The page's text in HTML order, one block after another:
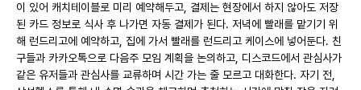
이 있어 캐치테이블로 미리 예약해두고, 결제는 현장에서 하지 않아도 저장
된 카드 정보로 식사 후 나가면 자동 결제가 된다. 저녁에 빨래를 맡기기 위
해 런드리고에 예약하고, 집에 가서 빨래를 런드리고 케이스에 넣어둔다. 친
구들과 카카오톡으로 다음주 모임 계획을 논의하고, 디스코드에서 관심사가
같은 유저들과 관심사를 교류하며 시간 가는 줄 모르고 대화한다. 자기 전,